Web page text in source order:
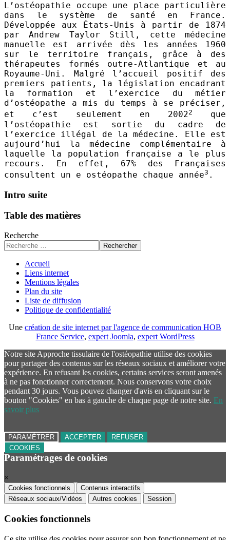
L’ostéopathie occupe une place particulière
dans le système de santé en France.
Développée aux États-Unis à partir de 1874
par Andrew Taylor Still, cette médecine
manuelle est arrivée dès les années 1960
sur le territoire français, grâce à des
thérapeutes formés outre-Atlantique et au
Royaume-Uni. Malgré l’accueil positif des
premiers patients, la législation encadrant
la formation et l’exercice du métier
d’ostéopathe a mis du temps à se préciser,
et c’est seulement en 20022
que
l’ostéopathie est sortie du cadre de
l’exercice illégal de la médecine. Elle est
aujourd’hui la médecine complémentaire à
laquelle la population française a le plus
recours. En effet, 67% des Françaises
consultent un e ostéopathe chaque année3 .
Intro suite
Table des matières
Recherche
Rechercher
Accueil
Liens internet
Mentions légales
Plan du site
Liste de diffusion
Politique de confidentialité
Une création de site internet par l'agence de communication HOB
France Service, expert Joomla, expert WordPress
Notre site Approche tissulaire de l'ostéopathie utilise des cookies
pour partager des contenus sur les réseaux sociaux et améliorer votre
expérience. En refusant les cookies, certains services seront amenés
à ne pas fonctionner correctement. Nous conservons votre choix
pendant 30 jours. Vous pouvez changer d'avis en cliquant sur le
bouton "Cookies" en bas à gauche de chaque page de notre site. En
savoir plus
PARAMÉTRER ACCEPTER
REFUSER
COOKIES
Paramétrages de cookies
×
Cookies fonctionnels
Contenus interactifs
Réseaux sociaux/Vidéos
Autres cookies Session
Cookies fonctionnels